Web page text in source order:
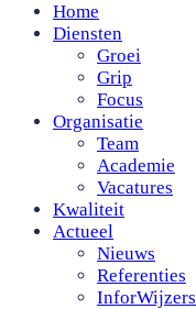
Home
Diensten
Groei
Grip
Focus
Organisatie
Team
Academie
Vacatures
Kwaliteit
Actueel
Nieuws
Referenties
InforWijzers